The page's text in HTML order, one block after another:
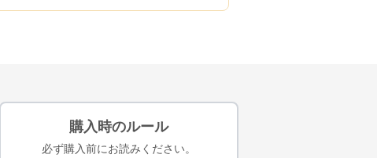
購入時のルール
必ず購入前にお読みください。